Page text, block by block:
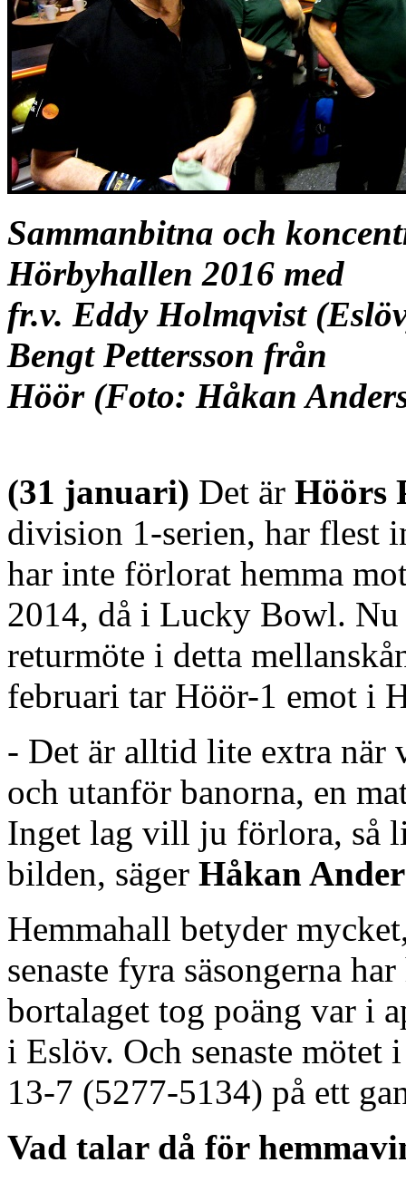
Sammanbitna och
Hörbyhallen 2016 med
fr.v. Eddy Holmqvist
Bengt Pettersson från
Höör (Foto: Håkan
(31 januari) Det är Höörs
division 1-serien, har flest
har inte förlorat hemma
2014, då i Lucky Bowl. Nu
returmöte i detta
februari tar Höör-1 emot i
- Det är alltid lite extra när
och utanför banorna, en
Inget lag vill ju förlora, så
bilden, säger Håkan
Hemmahall betyder
senaste fyra säsongerna
bortalaget tog poäng var i
i Eslöv. Och senaste mötet
13-7 (5277-5134) på ett
Vad talar då för